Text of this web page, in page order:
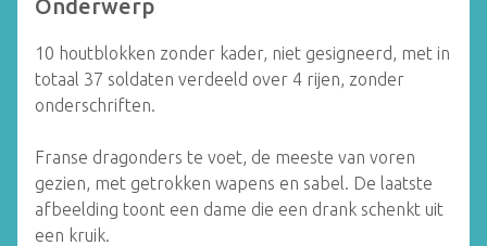
Onderwerp
10 houtblokken zonder kader, niet gesigneerd, met in
totaal 37 soldaten verdeeld over 4 rijen, zonder
onderschriften.
Franse dragonders te voet, de meeste van voren
gezien, met getrokken wapens en sabel. De laatste
afbeelding toont een dame die een drank schenkt uit
een kruik.